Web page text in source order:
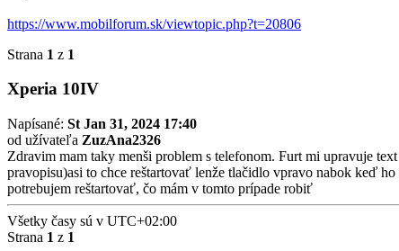
https://www.mobilforum.sk/viewtopic.php?t=20806
Strana 1 z 1
Xperia 10IV
Napísané: St Jan 31, 2024 17:40
od užívateľa ZuzAna2326
Zdravim mam taky menši problem s telefonom. Furt mi upravuje
pravopisu)asi to chce reštartovať lenže tlačidlo vpravo nabok keď
potrebujem reštartovať, čo mám v tomto prípade robiť
Všetky časy sú v UTC+02:00
Strana 1 z 1